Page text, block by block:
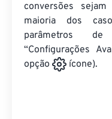
conversões
maioria dos
parâmetros
“Configurações
opção
ícone).